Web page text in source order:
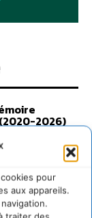
pour
aux appareils.
2026)
vivantes